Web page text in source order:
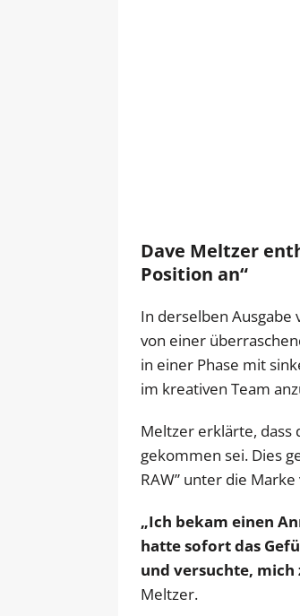
Dave Meltzer
Position an“
In derselben Ausgabe
von einer
in einer Phase mit
im kreativen Team
Meltzer erklärte, dass
gekommen sei. Dies
RAW” unter die
„Ich bekam einen
hatte sofort das
und versuchte, mich
Meltzer.